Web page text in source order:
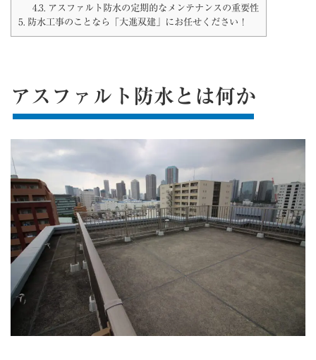
4.3.アスファルト防水の定期的なメンテナンスの重要性
5. 防水工事のことなら「大進双建」にお任せください！
アスファルト防水とは何か